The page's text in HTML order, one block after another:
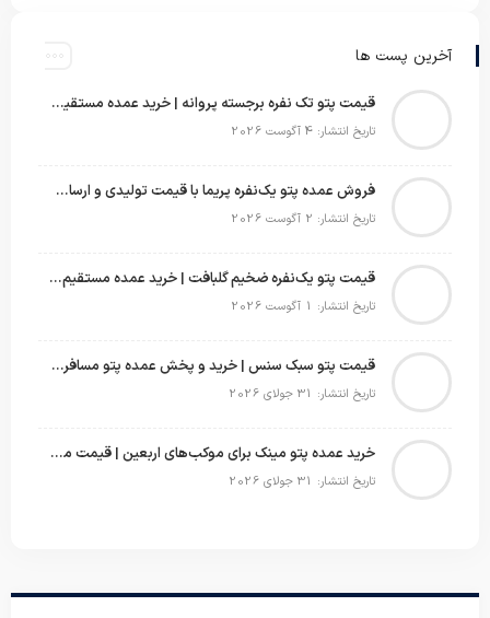
آخرین پست ها
قیمت پتو تک نفره برجسته پروانه | خرید عمده مستقیم با بهترین قیمت بازار
تاریخ انتشار: 4 آگوست 2026
فروش عمده پتو یک‌نفره پریما با قیمت تولیدی و ارسال به سراسر کشور
تاریخ انتشار: 2 آگوست 2026
قیمت پتو یک‌نفره ضخیم گلبافت | خرید عمده مستقیم با بهترین قیمت
تاریخ انتشار: 1 آگوست 2026
قیمت پتو سبک سنس | خرید و پخش عمده پتو مسافرتی Sense
تاریخ انتشار: 31 جولای 2026
خرید عمده پتو مینک برای موکب‌های اربعین | قیمت مناسب و ارسال سریع
تاریخ انتشار: 31 جولای 2026